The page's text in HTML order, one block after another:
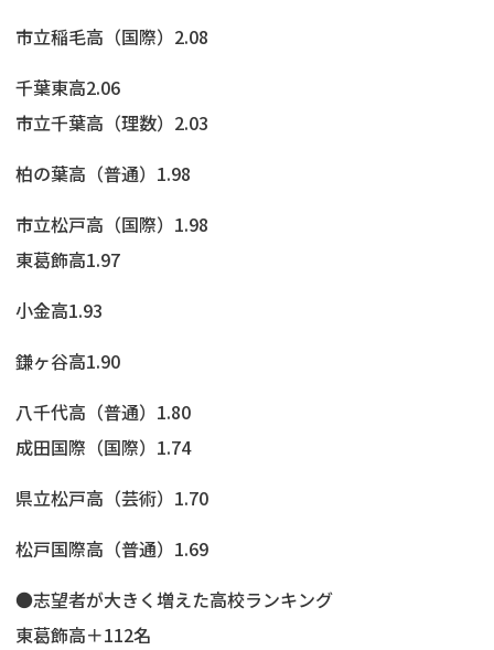
市立稲毛高（国際）2.08
千葉東高2.06
市立千葉高（理数）2.03
柏の葉高（普通）1.98
市立松戸高（国際）1.98
東葛飾高1.97
小金高1.93
鎌ヶ谷高1.90
八千代高（普通）1.80
成田国際（国際）1.74
県立松戸高（芸術）1.70
松戸国際高（普通）1.69
●志望者が大きく増えた高校ランキング
東葛飾高＋112名